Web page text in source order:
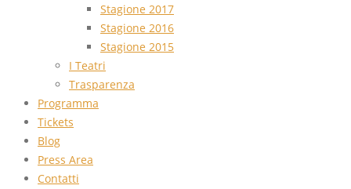
Stagione 2017
Stagione 2016
Stagione 2015
I Teatri
Trasparenza
Programma
Tickets
Blog
Press Area
Contatti